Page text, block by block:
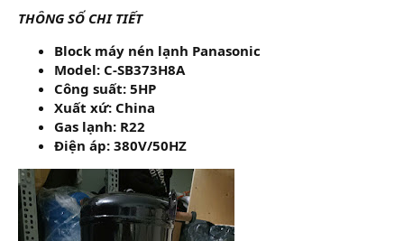
THÔNG SỐ CHI TIẾT
Block máy nén lạnh Panasonic
Model: C-SB373H8A
Công suất: 5HP
Xuất xứ: China
Gas lạnh: R22
Điện áp: 380V/50HZ